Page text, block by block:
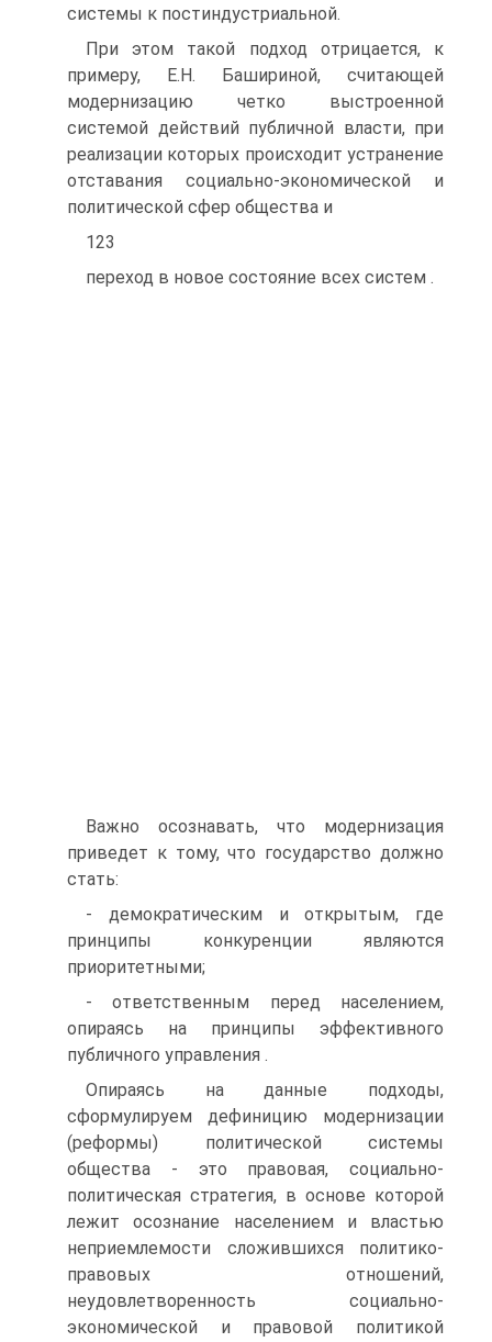
системы к постиндустриальной.
При этом такой подход отрицается, к
примеру, Е.Н. Башириной, считающей
модернизацию четко выстроенной
системой действий публичной власти, при
реализации которых происходит устранение
отставания социально-экономической и
политической сфер общества и
123
переход в новое состояние всех систем .
Важно осознавать, что модернизация
приведет к тому, что государство должно
стать:
- демократическим и открытым, где
принципы конкуренции являются
приоритетными;
- ответственным перед населением,
опираясь на принципы эффективного
публичного управления .
Опираясь на данные подходы,
сформулируем дефиницию модернизации
(реформы) политической системы
общества - это правовая, социально-
политическая стратегия, в основе которой
лежит осознание населением и властью
неприемлемости сложившихся политико-
правовых отношений,
неудовлетворенность социально-
экономической и правовой политикой